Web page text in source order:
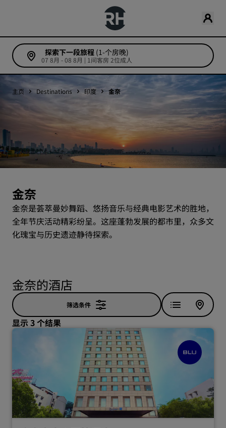
探索下一段旅程 (1-个房晚)
07 8月 - 08 8月 | 1间客房 2位成人
主页 Destinations 印度 金奈
金奈
金奈是荟萃曼妙舞蹈、悠扬音乐与经典电影艺术的胜地，
全年节庆活动精彩纷呈。这座蓬勃发展的都市里，众多文
化瑰宝与历史遗迹静待探索。
金奈的酒店
筛选条件
显示 3 个结果